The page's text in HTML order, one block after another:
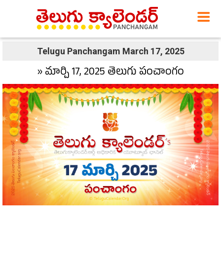
Telugu Panchangam March 17, 2025
» మార్చి 17, 2025 తెలుగు పంచాంగం